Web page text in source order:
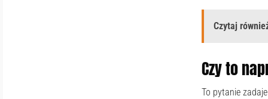
Czytaj
Czy to
To pytanie